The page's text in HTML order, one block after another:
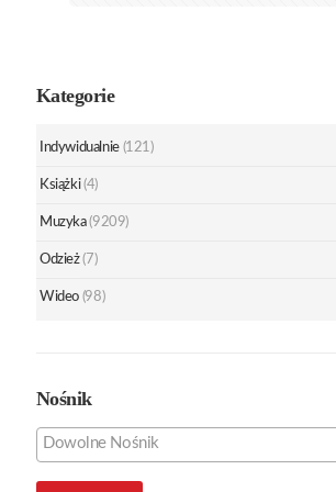
Kategorie
Indywidualnie (121)
Książki (4)
Muzyka (9209)
Odzież (7)
Wideo (98)
Nośnik